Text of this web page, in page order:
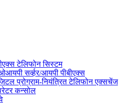
टेलिफोन सिस्टम
सर्व्हर/आयपी पीबीएक्स
प्रोग्राम-नियंत्रित टेलिफोन एक्सचेंज
कन्सोल